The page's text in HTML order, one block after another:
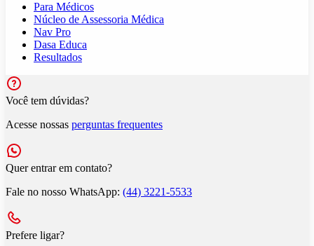
Para Médicos
Núcleo de Assessoria Médica
Nav Pro
Dasa Educa
Resultados
Você tem dúvidas?
Acesse nossas perguntas frequentes
Quer entrar em contato?
Fale no nosso WhatsApp: (44) 3221-5533
Prefere ligar?